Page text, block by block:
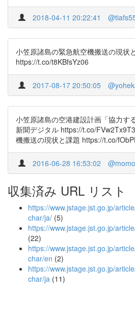
2018-04-11 20:22:41
小笠原諸島の緊急航空機搬送の現状
https://t.co/t8KBfsYz06
2017-08-17 20:50:05
小笠原諸島の空港建設計画「協力
新聞デジタル https://t.co/
機搬送の現状と課題 https://t.co/
2016-06-28 16:53:02
収集済み URL リスト
https://www.jstage.jst.go.jp/
char/ja/ (5)
https://www.jstage.jst.go.jp/
(22)
https://www.jstage.jst.go.jp/
char/en (2)
https://www.jstage.jst.go.jp/
char/ja (11)